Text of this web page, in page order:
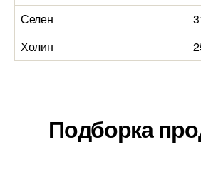
Селен
Холин
Подборка